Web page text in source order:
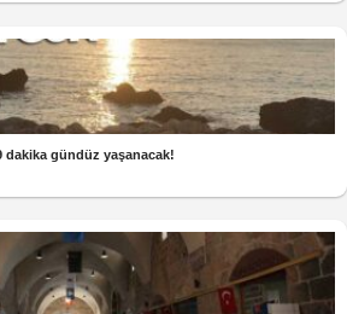
dakika gündüz yaşanacak!